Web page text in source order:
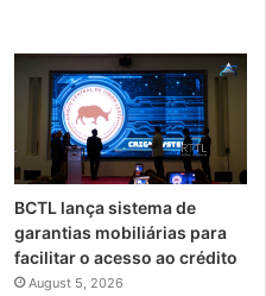
BCTL lança sistema de
garantias mobiliárias para
facilitar o acesso ao crédito
August 5, 2026